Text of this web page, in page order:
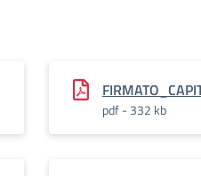
pdf - 332 kb